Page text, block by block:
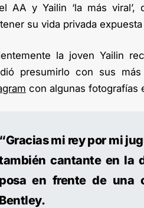
AA y Yailin ‘la más
su vida privada
la joven Yailin
presumirlo con sus
con algunas fotografías
“Gracias mi rey por mi
cantante en la
posa en frente de una
Bentley.